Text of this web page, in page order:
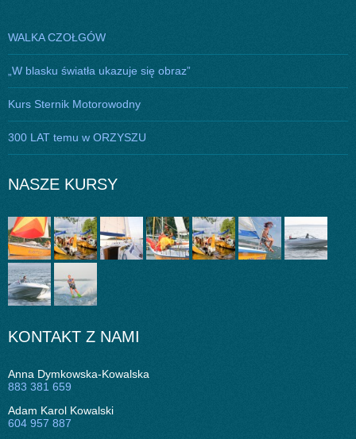
WALKA CZOŁGÓW
„W blasku światła ukazuje się obraz”
Kurs Sternik Motorowodny
300 LAT temu w ORZYSZU
NASZE KURSY
KONTAKT Z NAMI
Anna Dymkowska-Kowalska
883 381 659
Adam Karol Kowalski
604 957 887